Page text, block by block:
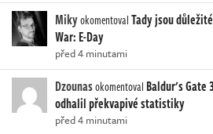
MikyokomentovalTady jsou
War: E-Day
před 4 minutami
Dzounasokomentoval Baldur's
odhalil překvapivé statistiky
před 4 minutami